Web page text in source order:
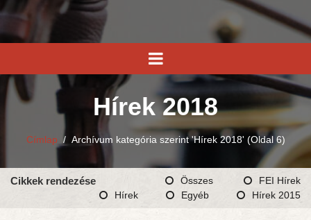
Hírek 2018
Címlap / Archívum kategória szerint 'Hírek 2018' (Oldal 6)
Cikkek rendezése Összes
FEI Hírek
Hírek
Egyéb Hírek 2015